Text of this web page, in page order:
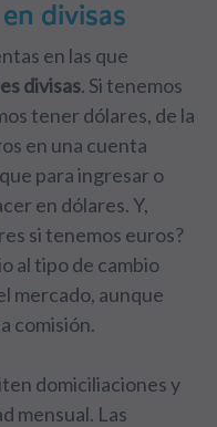
divisas
en las que
divisas. Si tenemos
tener dólares, de la
en una cuenta
para ingresar o
en dólares. Y,
si tenemos euros?
al tipo de cambio
mercado, aunque
comisión.
domiciliaciones y
mensual. Las